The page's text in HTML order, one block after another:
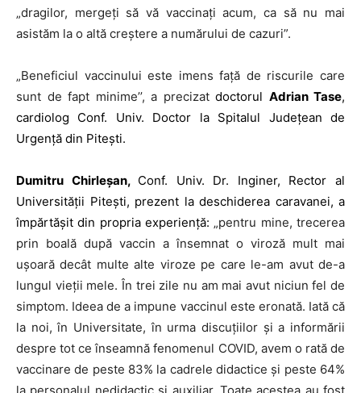
„dragilor, mergeți să vă vaccinați acum, ca să nu mai
asistăm la o altă creștere a numărului de cazuri”.
„Beneficiul vaccinului este imens față de riscurile care
sunt de fapt minime’’, a precizat doctorul Adrian Tase,
cardiolog Conf. Univ. Doctor la Spitalul Județean de
Urgență din Pitești.
Dumitru Chirleșan, Conf. Univ. Dr. Inginer, Rector al
Universității Pitești, prezent la deschiderea caravanei, a
împărtășit din propria experiență: „pentru mine, trecerea
prin boală după vaccin a însemnat o viroză mult mai
ușoară decât multe alte viroze pe care le-am avut de-a
lungul vieții mele. În trei zile nu am mai avut niciun fel de
simptom. Ideea de a impune vaccinul este eronată. Iată că
la noi, în Universitate, în urma discuțiilor și a informării
despre tot ce înseamnă fenomenul COVID, avem o rată de
vaccinare de peste 83% la cadrele didactice și peste 64%